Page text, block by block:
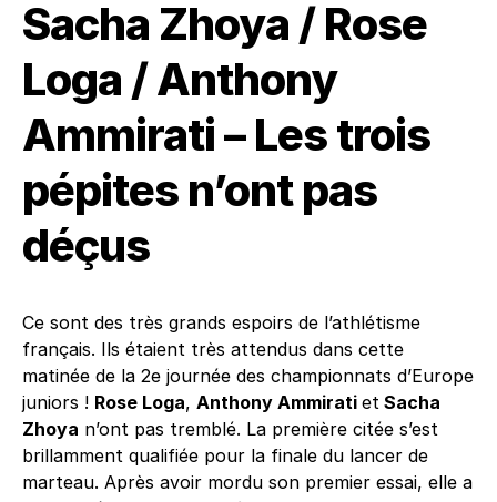
Sacha Zhoya / Rose
Loga / Anthony
Ammirati – Les trois
pépites n’ont pas
déçus
Ce sont des très grands espoirs de l’athlétisme
français. Ils étaient très attendus dans cette
matinée de la 2e journée des championnats d’Europe
juniors ! Rose Loga, Anthony Ammirati et Sacha
Zhoya n’ont pas tremblé. La première citée s’est
brillamment qualifiée pour la finale du lancer de
marteau. Après avoir mordu son premier essai, elle a